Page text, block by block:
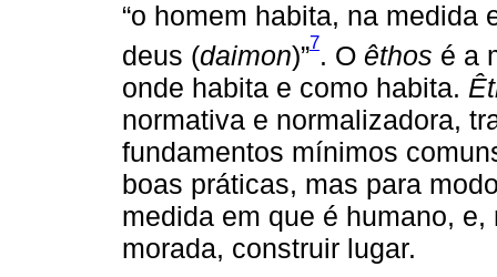
“o homem habita, na medida
deus (daimon)”7. O êthos é a
onde habita e como habita.
normativa e normalizadora,
fundamentos mínimos
boas práticas, mas para
medida em que é humano,
morada, construir lugar.